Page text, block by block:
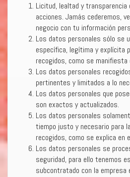
Licitud, lealtad y
acciones. Jamás cederemos,
negocio con tu información
Los datos personales sólo se
específica, legítima y explícita
recogidos, como se manifiesta
Los datos personales
pertinentes y limitados a lo
Los datos personales que
son exactos y actualizados.
Los datos personales
tiempo justo y necesario para
recogidos, como se explica en
Los datos personales se
seguridad, para ello tenemos
subcontratado con la empresa